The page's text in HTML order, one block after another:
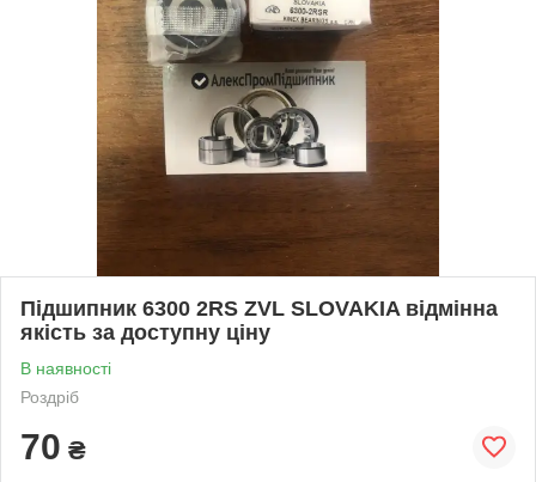
Підшипник 6300 2RS ZVL SLOVAKIA відмінна
якість за доступну ціну
В наявності
Роздріб
70 ₴